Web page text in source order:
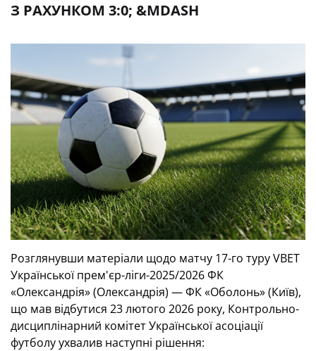
З РАХУНКОМ 3:0; &MDASH
Розглянувши матеріали щодо матчу 17-го туру VBET
Української прем'єр-ліги-2025/2026 ФК
«Олександрія» (Олександрія) — ФК «Оболонь» (Київ),
що мав відбутися 23 лютого 2026 року, Контрольно-
дисциплінарний комітет Української асоціації
футболу ухвалив наступні рішення: